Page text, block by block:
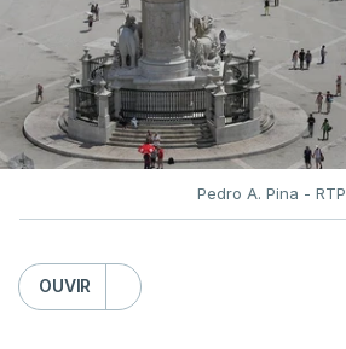
pediram a revisão das provas.
Pedro A. Pina - RTP
OUVIR